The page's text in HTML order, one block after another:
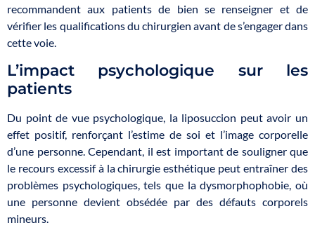
recommandent aux patients de bien se renseigner et de
vérifier les qualifications du chirurgien avant de s’engager dans
cette voie.
L’impact psychologique sur les
patients
Du point de vue psychologique, la liposuccion peut avoir un
effet positif, renforçant l’estime de soi et l’image corporelle
d’une personne. Cependant, il est important de souligner que
le recours excessif à la chirurgie esthétique peut entraîner des
problèmes psychologiques, tels que la dysmorphophobie, où
une personne devient obsédée par des défauts corporels
mineurs.